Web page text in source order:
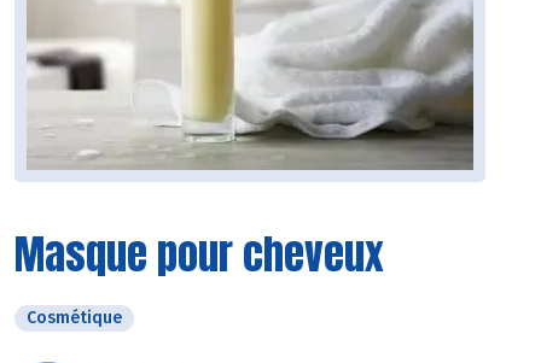
Masque pour cheveux
Cosmétique